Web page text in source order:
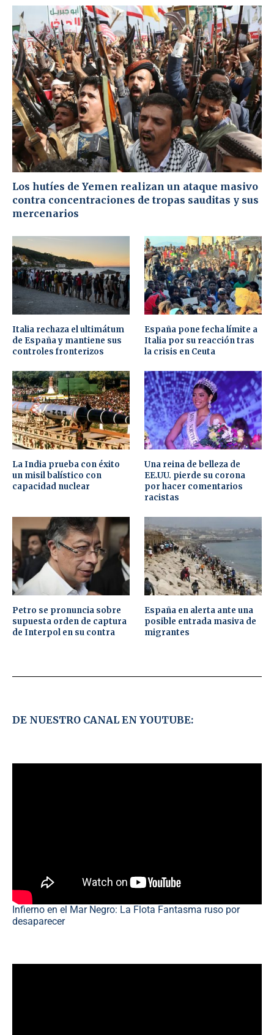
Los hutíes de Yemen realizan un ataque masivo
contra concentraciones de tropas sauditas y sus
mercenarios
Italia rechaza el ultimátum
de España y mantiene sus
controles fronterizos
España pone fecha límite a
Italia por su reacción tras
la crisis en Ceuta
La India prueba con éxito
un misil balístico con
capacidad nuclear
Una reina de belleza de
EE.UU. pierde su corona
por hacer comentarios
racistas
Petro se pronuncia sobre
supuesta orden de captura
de Interpol en su contra
España en alerta ante una
posible entrada masiva de
migrantes
DE NUESTRO CANAL EN YOUTUBE:
Infierno en el Mar Negro: La Flota Fantasma ruso por
desaparecer